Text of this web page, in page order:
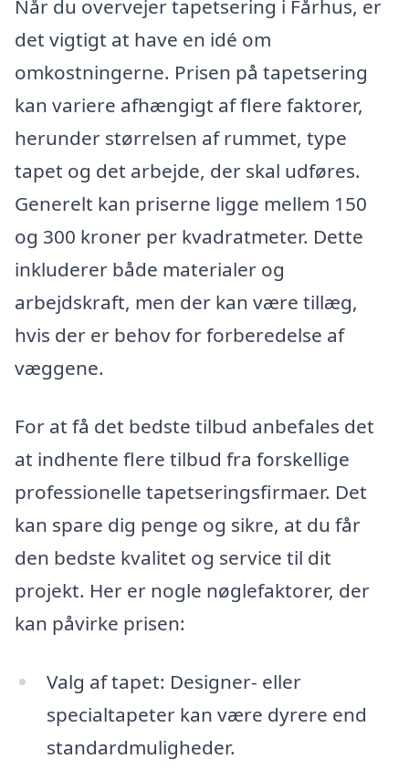
Når du overvejer tapetsering i Fårhus, er
det vigtigt at have en idé om
omkostningerne. Prisen på tapetsering
kan variere afhængigt af flere faktorer,
herunder størrelsen af rummet, type
tapet og det arbejde, der skal udføres.
Generelt kan priserne ligge mellem 150
og 300 kroner per kvadratmeter. Dette
inkluderer både materialer og
arbejdskraft, men der kan være tillæg,
hvis der er behov for forberedelse af
væggene.
For at få det bedste tilbud anbefales det
at indhente flere tilbud fra forskellige
professionelle tapetseringsfirmaer. Det
kan spare dig penge og sikre, at du får
den bedste kvalitet og service til dit
projekt. Her er nogle nøglefaktorer, der
kan påvirke prisen:
Valg af tapet: Designer- eller
specialtapeter kan være dyrere end
standardmuligheder.